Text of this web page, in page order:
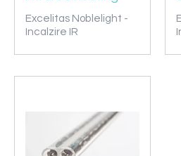
Excelitas Noblelight -
Incalzire IR